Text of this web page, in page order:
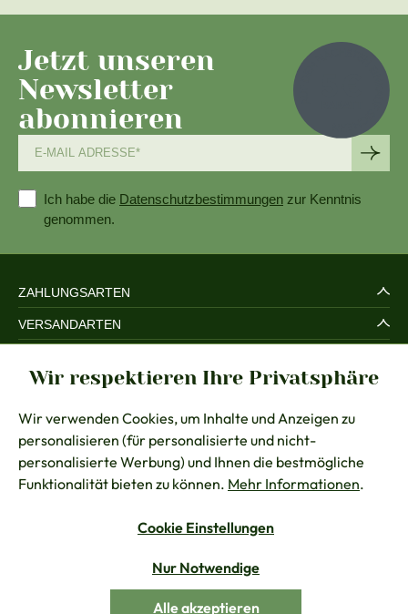
Jetzt unseren
Newsletter
abonnieren
Ich habe die Datenschutzbestimmungen zur Kenntnis
genommen.
ZAHLUNGSARTEN
VERSANDARTEN
RECHTLICHES
BERATUNG
KONTAKT
Vertrag widerrufen
Alle Preise inkl. gesetzl. Mehrwertsteuer zzgl.
Wir respektieren Ihre Privatsphäre
Wir verwenden Cookies, um Inhalte und Anzeigen zu
personalisieren (für personalisierte und nicht-
personalisierte Werbung) und Ihnen die bestmögliche
Funktionalität bieten zu können. Mehr Informationen.
Cookie Einstellungen
Nur Notwendige
Alle akzeptieren